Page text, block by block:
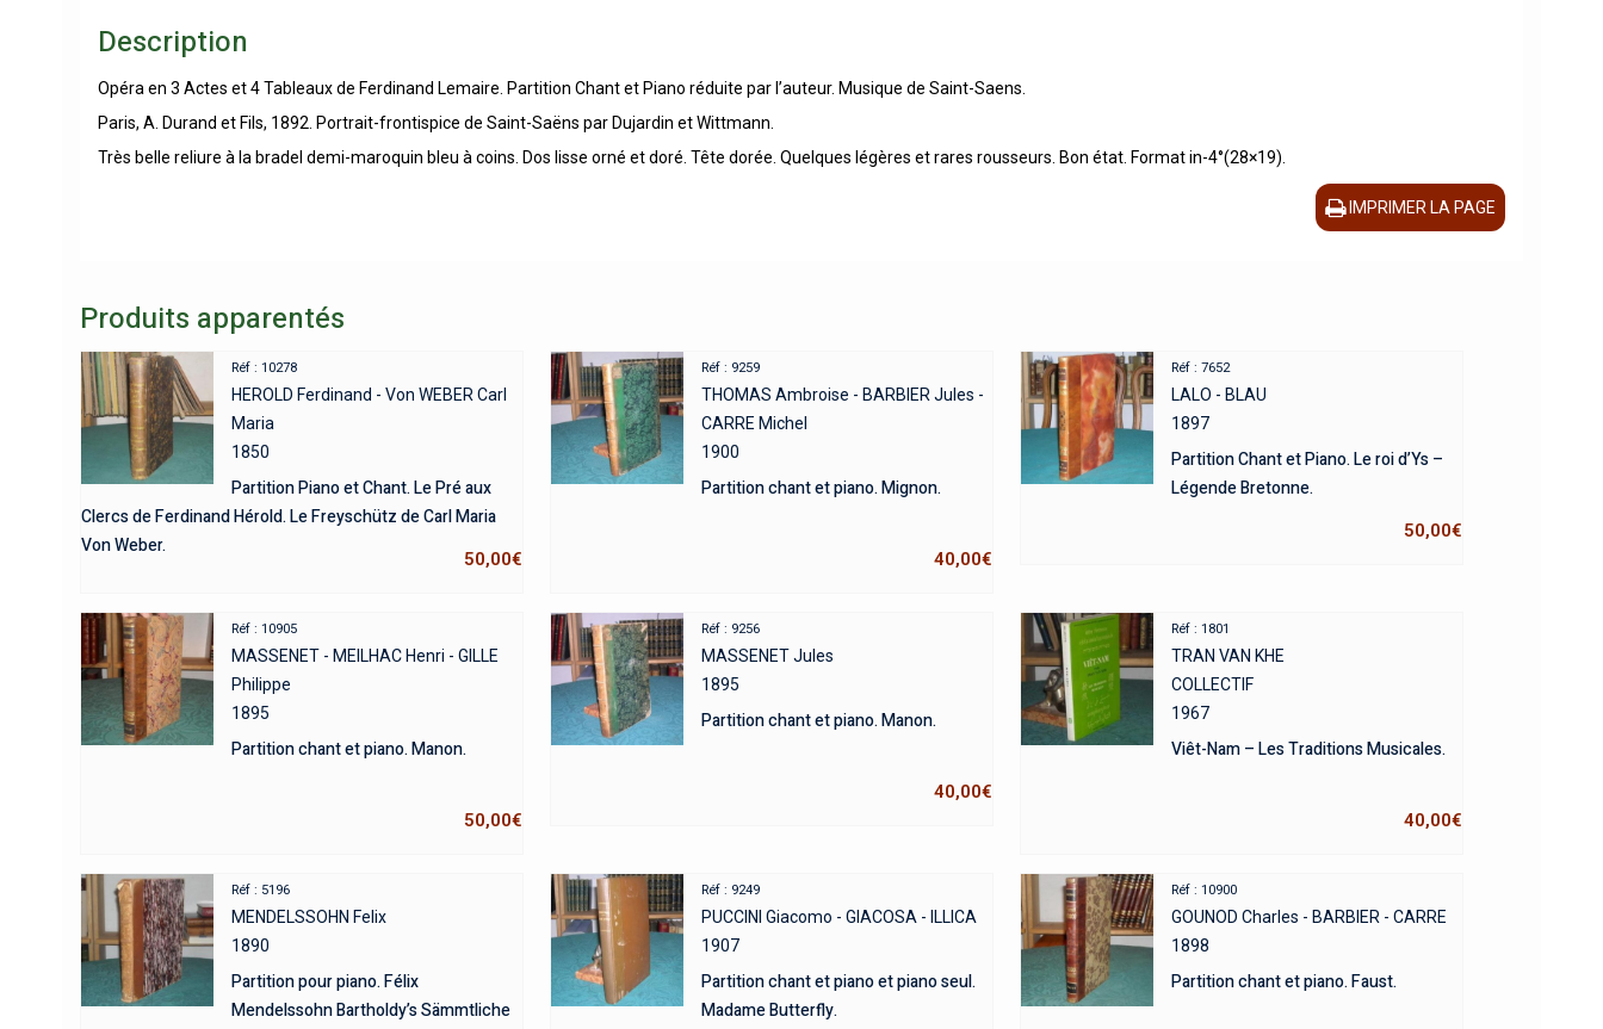
Description
Opéra en 3 Actes et 4 Tableaux de Ferdinand Lemaire. Partition Chant et Piano réduite par l’auteur. Musique de Saint-Saens.
Paris, A. Durand et Fils, 1892. Portrait-frontispice de Saint-Saëns par Dujardin et Wittmann.
Très belle reliure à la bradel demi-maroquin bleu à coins. Dos lisse orné et doré. Tête dorée. Quelques légères et rares rousseurs. Bon état. Format in-4°(28×19).
IMPRIMER LA PAGE
Produits apparentés
Réf : 10278
HEROLD Ferdinand - Von WEBER Carl
Maria
1850
Partition Piano et Chant. Le Pré aux
Clercs de Ferdinand Hérold. Le Freyschütz de Carl Maria
Von Weber.
50,00€
Réf : 9259
THOMAS Ambroise - BARBIER Jules -
CARRE Michel
1900
Partition chant et piano. Mignon.
40,00€
Réf : 7652
LALO - BLAU
1897
Partition Chant et Piano. Le roi d’Ys –
Légende Bretonne.
50,00€
Réf : 10905
MASSENET - MEILHAC Henri - GILLE
Philippe
1895
Partition chant et piano. Manon.
50,00€
Réf : 9256
MASSENET Jules
1895
Partition chant et piano. Manon.
40,00€
Réf : 1801
TRAN VAN KHE
COLLECTIF
1967
Viêt-Nam – Les Traditions Musicales.
40,00€
Réf : 5196
MENDELSSOHN Felix
1890
Partition pour piano. Félix
Mendelssohn Bartholdy’s Sämmtliche
Réf : 9249
PUCCINI Giacomo - GIACOSA - ILLICA
1907
Partition chant et piano et piano seul.
Madame Butterfly.
Réf : 10900
GOUNOD Charles - BARBIER - CARRE
1898
Partition chant et piano. Faust.